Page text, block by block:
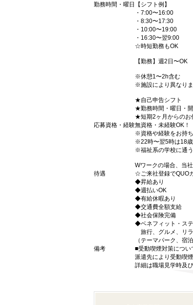
勤務時間・曜日
【シフト例】
・7:00〜16:00
・8:30〜17:30
・10:00〜19:00
・16:30〜翌9:00
☆時短勤務もOK
【勤務】週2日〜OK
※休憩1〜2h含む
※施設により異なり
★自己申告シフト
★勤務時間・曜日・
★短期2ヶ月からのお
応募資格・経験無資格・未経験OK！
※資格や経験をお持
※22時〜翌5時は18
※福祉系の学校に通
Wワークの場合、当
待遇
☆ご来社登録でQUO
◆昇給あり
◆週払いOK
◆有給休暇あり
◆交通費全額支給
◆社会保険完備
◆ベネフィット・ス
旅行、グルメ、リ
（テーマパーク、宿
備考
■受動喫煙対策につい
派遣先により受動喫
詳細は職場見学時及